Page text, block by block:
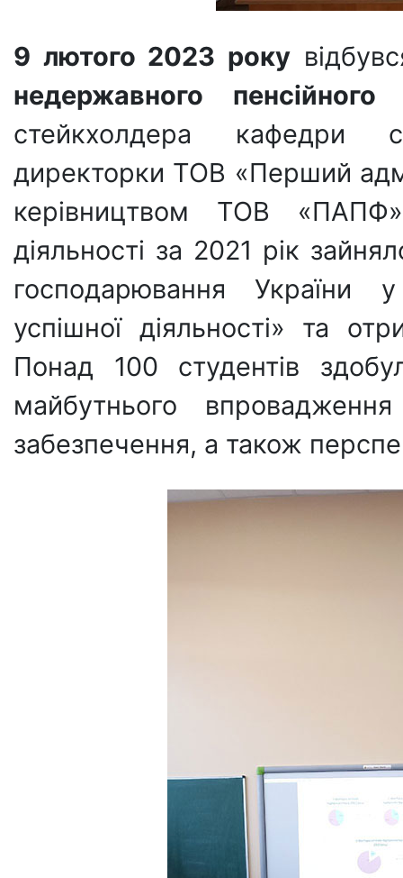
9 лютого 2023 року
недержавного
стейкхолдера кафедри
директорки ТОВ «Перший
керівництвом ТОВ «ПАПФ»
діяльності за 2021 рік
господарювання України
успішної діяльності» та
Понад 100 студентів
майбутнього
забезпечення, а також